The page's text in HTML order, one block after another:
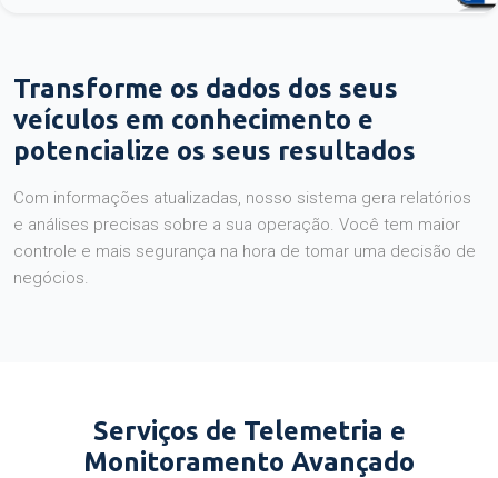
Transforme os dados dos seus
veículos em conhecimento e
potencialize os seus resultados
Com informações atualizadas, nosso sistema gera relatórios
e análises precisas sobre a sua operação. Você tem maior
controle e mais segurança na hora de tomar uma decisão de
negócios.
Serviços de Telemetria e
Monitoramento Avançado